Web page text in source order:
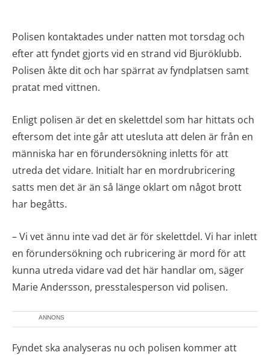
Polisen kontaktades under natten mot torsdag och
efter att fyndet gjorts vid en strand vid Bjuröklubb.
Polisen åkte dit och har spärrat av fyndplatsen samt
pratat med vittnen.
Enligt polisen är det en skelettdel som har hittats och
eftersom det inte går att utesluta att delen är från en
människa har en förundersökning inletts för att
utreda det vidare. Initialt har en mordrubricering
satts men det är än så länge oklart om något brott
har begåtts.
– Vi vet ännu inte vad det är för skelettdel. Vi har inlett
en förundersökning och rubricering är mord för att
kunna utreda vidare vad det här handlar om, säger
Marie Andersson, presstalesperson vid polisen.
ANNONS
Fyndet ska analyseras nu och polisen kommer att